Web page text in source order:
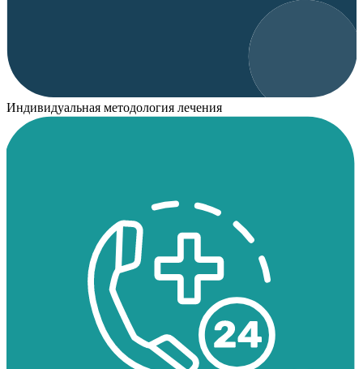
Индивидуальная методология лечения